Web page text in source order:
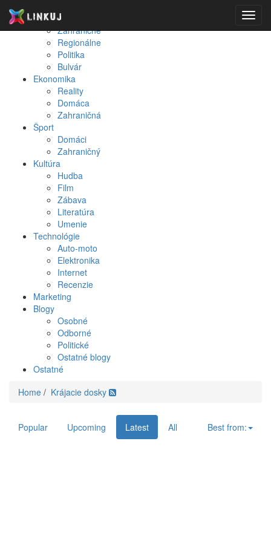
Domáce
Zahraničné
Regionálne
Politika
Bulvár
Ekonomika
Reality
Domáca
Zahraničná
Šport
Domáci
Zahraničný
Kultúra
Hudba
Film
Zábava
Literatúra
Umenie
Technológie
Auto-moto
Elektronika
Internet
Recenzie
Marketing
Blogy
Osobné
Odborné
Politické
Ostatné blogy
Ostatné
Home / Krájacie dosky
Popular Upcoming Latest All Best from: